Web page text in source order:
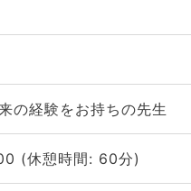
の経験をお持ちの先生
(休憩時間: 60分)